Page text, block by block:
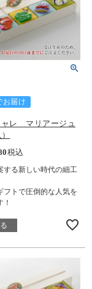
お届け
ャレ マリアージュ
税込
する新しい時代の細工
フトで圧倒的な人気を